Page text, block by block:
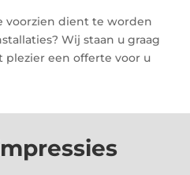
voorzien dient te worden
Wij staan u graag
een offerte voor u